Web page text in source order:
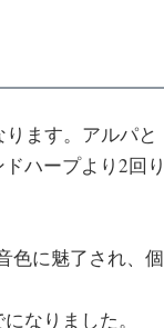
ます。アルパと
ハープより2回り
色に魅了され、個
なりました。